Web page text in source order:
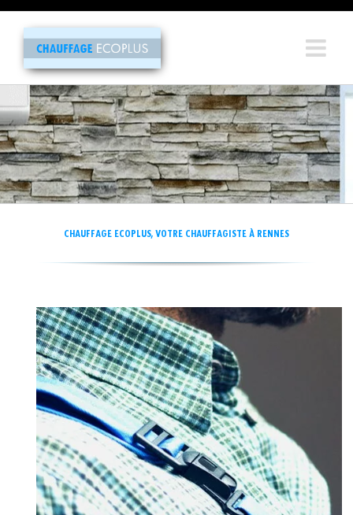
contenu
CHAUFFAGE ECOPLUS, VOTRE CHAUFFAGISTE À RENNES